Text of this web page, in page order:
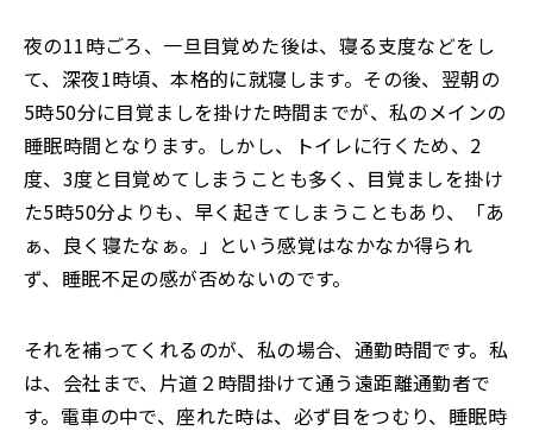
夜の11時ごろ、一旦目覚めた後は、寝る支度などをし
て、深夜1時頃、本格的に就寝します。その後、翌朝の
5時50分に目覚ましを掛けた時間までが、私のメインの
睡眠時間となります。しかし、トイレに行くため、2
度、3度と目覚めてしまうことも多く、目覚ましを掛け
た5時50分よりも、早く起きてしまうこともあり、「あ
ぁ、良く寝たなぁ。」という感覚はなかなか得られ
ず、睡眠不足の感が否めないのです。
それを補ってくれるのが、私の場合、通勤時間です。私
は、会社まで、片道２時間掛けて通う遠距離通勤者で
す。電車の中で、座れた時は、必ず目をつむり、睡眠時